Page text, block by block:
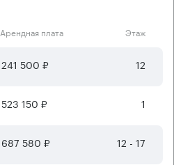
Арендная плата Этаж
241 500 ₽ 12
523 150 ₽ 1
687 580 ₽ 12 - 17